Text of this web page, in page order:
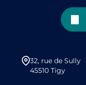
32, rue de Sully
45510 Tigy